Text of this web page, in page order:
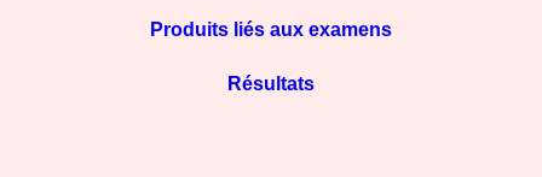
Produits liés aux examens
Résultats